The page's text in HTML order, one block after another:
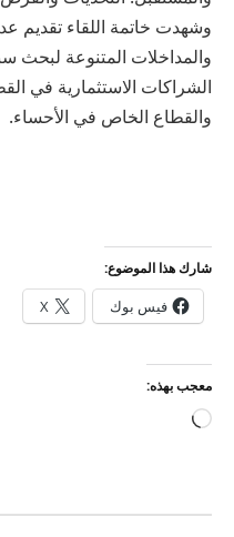
وشهدت خاتمة اللقاء تقديم
والمداخلات المتنوعة لبحث
الشراكات الاستثمارية في
والقطاع الخاص في الأحساء.
شارك هذا الموضوع:
فيس بوك X
معجب بهذه:
جاري